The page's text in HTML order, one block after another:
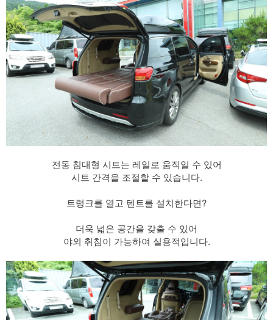
전동 침대형 시트는 레일로 움직일 수 있어
시트 간격을 조절할 수 있습니다.
​ 트렁크를 열고 텐트를 설치한다면?
더욱 넓은 공간을 갖출 수 있어
야외 취침이 가능하여 실용적입니다.